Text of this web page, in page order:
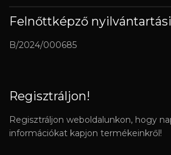
Felnőttképző
B/2024/000685
Regisztráljon!
Regisztráljon weboldalunkon, hogy
információkat kapjon termékeinkről!